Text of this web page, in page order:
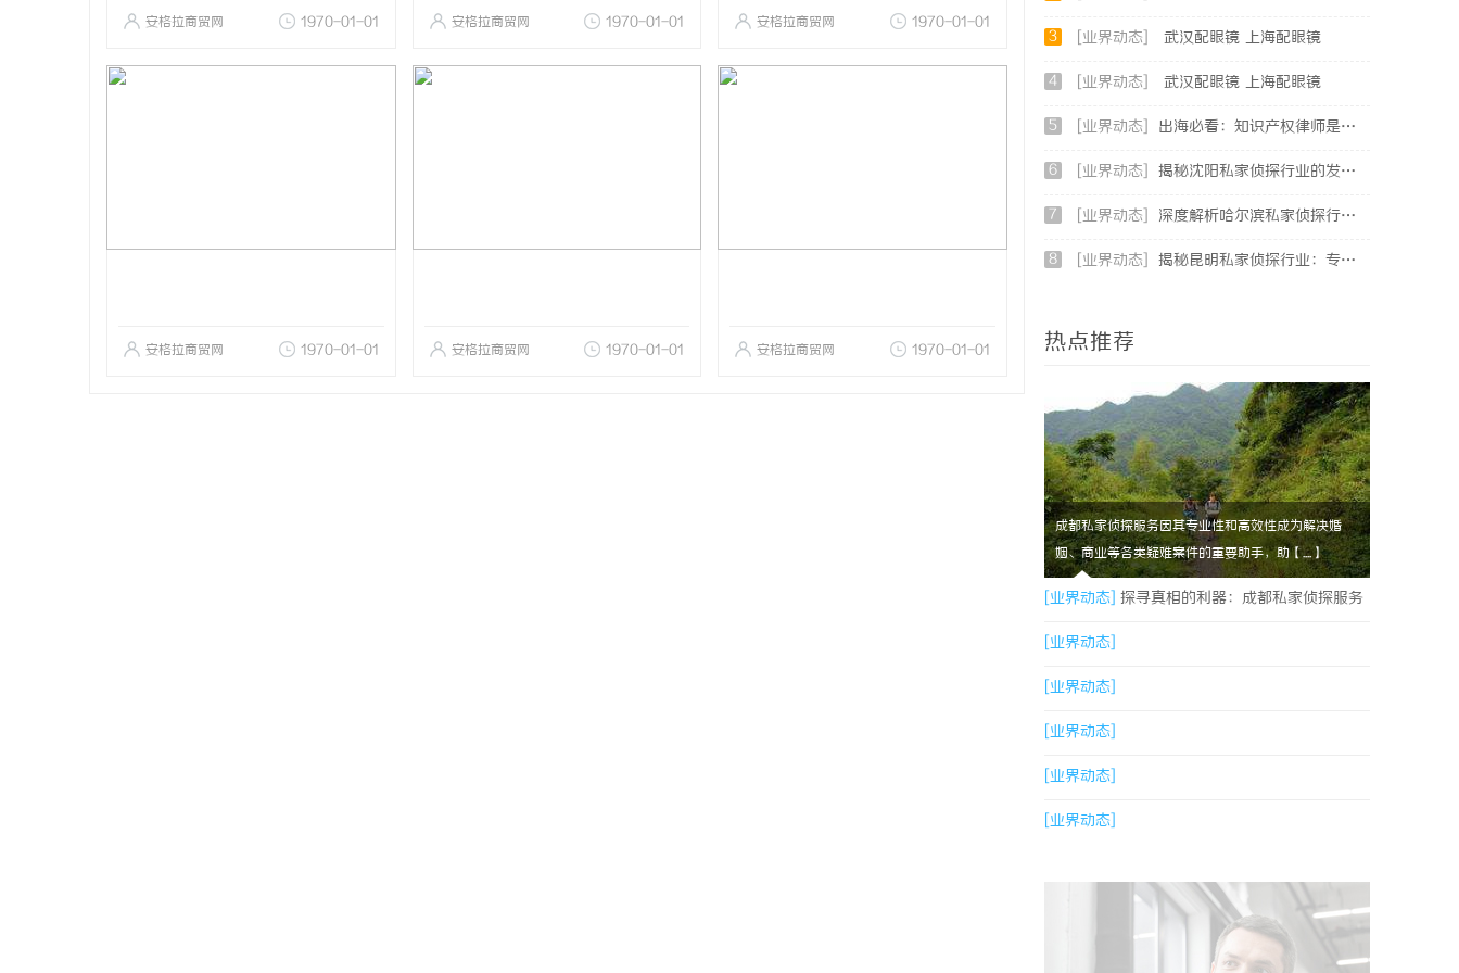
安格拉商贸网 1970-01-01 安格拉商贸网 1970-01-01 安格拉商贸网 1970-01-01
安格拉商贸网 1970-01-01 安格拉商贸网 1970-01-01 安格拉商贸网 1970-01-01
3 [业界动态] 武汉配眼镜 上海配眼镜
4 [业界动态] 武汉配眼镜 上海配眼镜
5 [业界动态] 出海必看：知识产权律师是你避开跨境雷区的安全垫
6 [业界动态] 揭秘沈阳私家侦探行业的发展与应用：专业侦探服务的全方位解析
7 [业界动态] 深度解析哈尔滨私家侦探行业的发展与应用现状
8 [业界动态] 揭秘昆明私家侦探行业：专业服务与实际案例分析
热点推荐
成都私家侦探服务因其专业性和高效性成为解决婚
姻、商业等各类疑难案件的重要助手，助【....】
[业界动态] 探寻真相的利器：成都私家侦探服务
全解析
[业界动态]
[业界动态]
[业界动态]
[业界动态]
[业界动态]